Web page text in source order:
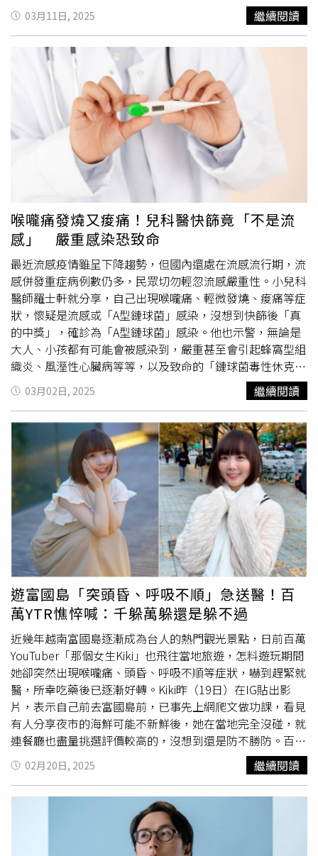
胃食道逆流可能導致胃酸刺激咽喉神經，誘發不適；自律神
經失調通常是壓力或焦慮使交感神經過度活躍，會造成唾液
分泌減少、胃排空變慢，也使胃酸更快逆流；慢性鼻竇炎容
易造成鼻腔分泌物長期倒流至咽喉，也將刺激咽部神經產生
異物感。此外，民眾若有心理壓力或未表達的情緒，也會轉
化為身體病症。尤冠棠提醒，患者經耳鼻喉喉科與腸胃科排
除器質性問題後，喉嚨異物感還是未緩解，就有高機率是心
因性喉球症，應轉診至身心科或精神科。尤冠棠提到，醫師
為患者治療心因性喉球症時，藥物上常用血清素受器調節劑
（如SSRI／SNRI）以穩定情緒、改善自律神經功能。其
次，醫師也可提供患者心理調適與諮商，鼓勵患者表達情
緒、紓解壓力，必要時搭配心理治療，有助於緩解症狀。再
者，尤冠棠也建議患者調整生活與飲食，包括用餐後勿立即
躺下以避免胃酸逆流，並留意每餐七分飽，飯後適度活動幫
助胃排空，且於睡前喝少量水或服用鹽類制酸劑、睡姿維持
右側臥。最後，醫師也可訓練患者調整自律神經調，可從深
呼吸、冥想、規律作息、避免過度刺激等要訣做起，有助於
平衡患者的交感與副交感神經。尤冠棠強調，喉球症的症狀
雖為喉部不適，實際上多與心理與自律神經因素有關，多數
患者透過跨科整合診治，可於1至3個月內明顯改善病情甚至
痊癒。
鍵因素之一。當胃酸刺激喉部黏膜時，會產生異物感、疼
痛，並伴隨乾咳、聲音嘶啞或持續清喉習慣。有些患者甚至
會感到胸口灼熱（胃灼熱）。胡皓淳醫師建議避免高脂肪、
辛辣或酸性食物，睡前2至3小時內避免進食，並在睡覺時將
頭部略微抬高，以減少胃酸逆流的可能性。若症狀嚴重，則
需要進一步尋求醫療評估與藥物治療。另外造成喉嚨長期不
適的常見原因則有慢性鼻竇炎。胡皓淳醫師解釋，當鼻涕倒
流至喉部，分泌物長期刺激喉嚨黏膜，會造成疼痛感或異物
感，並可能伴隨鼻塞、流鼻涕、口臭、頭部壓力感等症狀。
胡皓淳醫師建議使用生理食鹽水沖洗鼻腔，以清除多餘分泌
物，同時避開過敏原，如塵蟎、花粉等。如果鼻竇炎急性發
作，可能需要抗生素治療，以防止症狀惡化。另一個常見原
因是慢性扁桃腺炎或咽喉炎 。當扁桃腺反覆發炎，會導致喉
部紅腫、吞嚥困難，甚至引起發熱及淋巴結腫大。胡皓淳醫
師建議維持規律作息，多喝溫水或含蜂蜜的飲品，以保持喉
嚨濕潤並提升免疫力。如果感染頻繁發作且影響生活品質，
可能需考慮進行扁桃腺切除手術，以徹底解決問題。此外，
胡皓淳醫師也提醒，如果長期用聲過度或不當的發聲習慣，
亦可能導致慢性喉嚨痛。教師、歌手、客服等需要長時間說
話的職業，若未妥善保護聲帶，可能會引發聲帶結節或息
肉，造成聲音嘶啞、異物感或喉嚨疲勞等症狀。胡皓淳醫師
建議避免大聲說話或嘶吼，調整發聲方式，並定期讓聲帶休
息。如果聲音持續受損，則需透過語言治療或音聲手術來改
善狀況。胡皓淳醫師最後也提到，慢性喉嚨痛可能與多種因
素相關，若症狀長期未改善，應尋求專業醫療評估，以確保
喉部健康，避免進一步惡化。
03月11日, 2025 繼續閱讀
喉嚨痛發燒又痠痛！兒科醫快篩竟「不是流
感」 嚴重感染恐致命
最近流感疫情雖呈下降趨勢，但國內還處在流感流行期，流
感併發重症病例數仍多，民眾切勿輕忽流感嚴重性。小兒科
醫師羅士軒就分享，自己出現喉嚨痛、輕微發燒、痠痛等症
狀，懷疑是流感或「A型鏈球菌」感染，沒想到快篩後「真
的中獎」，確診為「A型鏈球菌」感染。他也示警，無論是
大人、小孩都有可能會被感染到，嚴重甚至會引起蜂窩型組
織炎、風溼性心臟病等等，以及致命的「鏈球菌毒性休克症
候群」。羅士軒日前在臉書粉專「旭恩小兒科診所」分享一
張自己快篩的照片，表示因為出現喉嚨痛、微燒、些微痠痛
感的症狀，沒有看到腸病毒的潰瘍，讓他懷疑是不是流感或
「A型鏈球菌」，至少這2種可以用抗流感藥或抗生素進行針
對性的治療，沒想到的是，他親手幫自己做了快篩，竟然確
診為「A型鏈球菌」感染。羅士軒接著說明，「A型鏈球菌」
跟平常聽到的「肺炎鏈球菌」是不一樣的細菌，只是都屬於
「鏈球菌」的家族。值得注意的是，「A型鏈球菌」不管是
大人、小孩都有可能會被感染到，最常以咽喉炎 及扁桃腺炎
來呈現，可能伴隨一般感冒輕微咳嗽、流鼻水的症狀；至於
「猩紅熱」則是另一種表現，除了發燒、扁桃腺炎之外，還
會出現草莓舌、摸起來如砂紙般粗糙的皮疹。羅士軒指出，
「A型鏈球菌」偶爾會造成嚴重的感染，像是蜂窩型組織
炎、壞死性筋膜炎（日本流行的食肉菌）、風溼性心臟病、
急性腎絲球腎炎，甚至會產生致命的鏈球菌毒性休克症候群
（STSS）；如果是一般的輕症，通常在用抗生素的24～48
小時會緩解症狀，經過適當治療24小時過後，即不具有傳染
力。羅士軒也回憶，「對於A型鏈球菌，個人有慘痛的經
驗，想當年在小兒科當實習醫師的時候，就因為喉嚨痛、發
高燒，看了門診拿了抗生素吃，依舊沒改善，最後還是住院
打了好幾天的抗生素，大概就是那時候開始跟小兒科、感染
科結下孽緣」。最後，羅士軒提醒，發現自己身體不適時，
還是要趕快就醫，「適當治療後不但可以讓症狀盡快減輕，
還能避免嚴重後遺症」。
03月02日, 2025 繼續閱讀
遊富國島「突頭昏、呼吸不順」急送醫！百
萬YTR憔悴喊：千躲萬躲還是躲不過
近幾年越南富國島逐漸成為台人的熱門觀光景點，日前百萬
YouTuber「那個女生Kiki」也飛往當地旅遊，怎料遊玩期間
她卻突然出現喉嚨痛、頭昏、呼吸不順等症狀，嚇到趕緊就
醫，所幸吃藥後已逐漸好轉。Kiki昨（19日）在IG貼出影
片，表示自己前去富國島前，已事先上網爬文做功課，看見
有人分享夜市的海鮮可能不新鮮後，她在當地完全沒碰，就
連餐廳也盡量挑選評價較高的，沒想到還是防不勝防。百萬
YouTuber「那個女生Kiki」在越南富國島旅遊時，突然出現
喉嚨痛、頭暈、呼吸不順等症狀，嚇到趕緊就醫。（圖／擷
取自Instagram／minikiki_0529）當天晚上，她突然感到喉
嚨一陣刺痛，約莫2小時後症狀卻越來越嚴重，不僅口水快
要吞不下去，就連頭也變得昏昏的，甚至呼吸也越來越不
順，讓她立馬決定前往醫院就醫。Kiki透露，經醫生診斷，
02月20日, 2025 繼續閱讀